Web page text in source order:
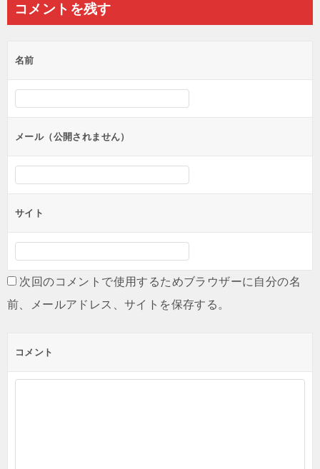
ビ
ー
シ
ョ
ン
コメントを残す
名前
メール（公開されません）
サイト
次回のコメントで使用するためブラウザーに自分の名
前、メールアドレス、サイトを保存する。
コメント